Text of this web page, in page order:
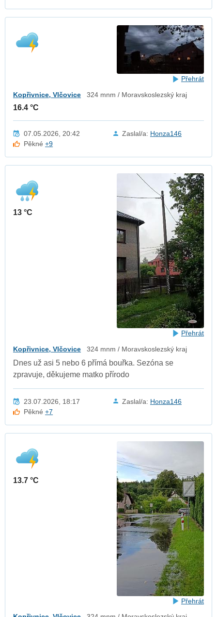
Přehrát
Kopřivnice, Vlčovice 324 mnm / Moravskoslezský kraj
16.4 °C
07.05.2026, 20:42 Zaslal/a: Honza146
Pěkné+9
13 °C
Přehrát
Kopřivnice, Vlčovice 324 mnm / Moravskoslezský kraj
Dnes už asi 5 nebo 6 přímá bouřka. Sezóna se
zpravuje, děkujeme matko přírodo
23.07.2026, 18:17 Zaslal/a: Honza146
Pěkné+7
13.7 °C
Přehrát